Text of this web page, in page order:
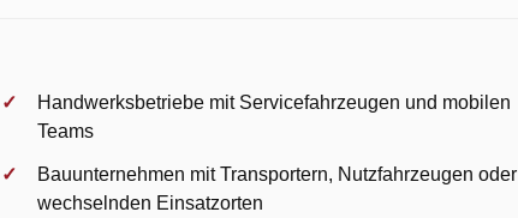
Handwerksbetriebe mit Servicefahrzeugen und mobilen
Teams
Bauunternehmen mit Transportern, Nutzfahrzeugen oder
wechselnden Einsatzorten